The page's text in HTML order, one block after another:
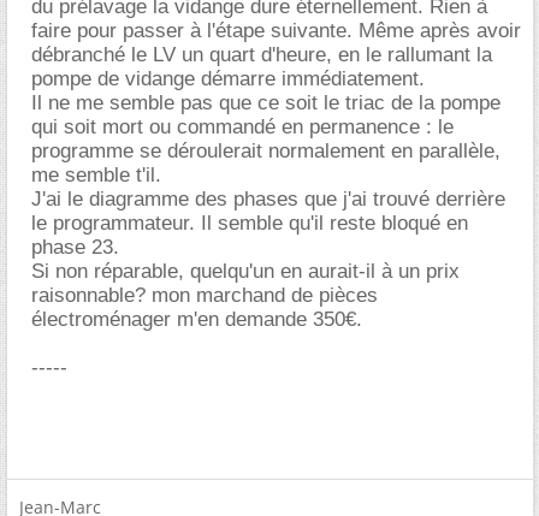
du prélavage la vidange dure éternellement. Rien à
faire pour passer à l'étape suivante. Même après avoir
débranché le LV un quart d'heure, en le rallumant la
pompe de vidange démarre immédiatement.
Il ne me semble pas que ce soit le triac de la pompe
qui soit mort ou commandé en permanence : le
programme se déroulerait normalement en parallèle,
me semble t'il.
J'ai le diagramme des phases que j'ai trouvé derrière
le programmateur. Il semble qu'il reste bloqué en
phase 23.
Si non réparable, quelqu'un en aurait-il à un prix
raisonnable? mon marchand de pièces
électroménager m'en demande 350€.
-----
Jean-Marc